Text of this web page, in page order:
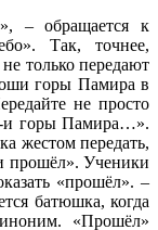
– обращается к
Так, точнее,
только передают
горы Памира в
не просто
и горы Памира…».
жестом передать,
прошёл». Ученики
«прошёл». –
батюшка, когда
«Прошёл»